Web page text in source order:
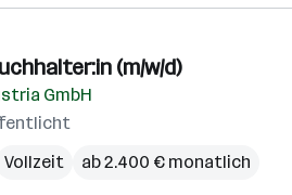
(m/w/d)
GmbH
Vollzeit ab 2.400 € monatlich